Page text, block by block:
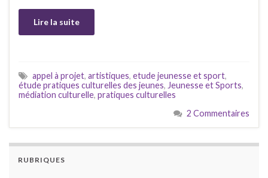
Lire la suite
appel à projet, artistiques, etude jeunesse et sport,
étude pratiques culturelles des jeunes, Jeunesse et Sports,
médiation culturelle, pratiques culturelles
2 Commentaires
RUBRIQUES